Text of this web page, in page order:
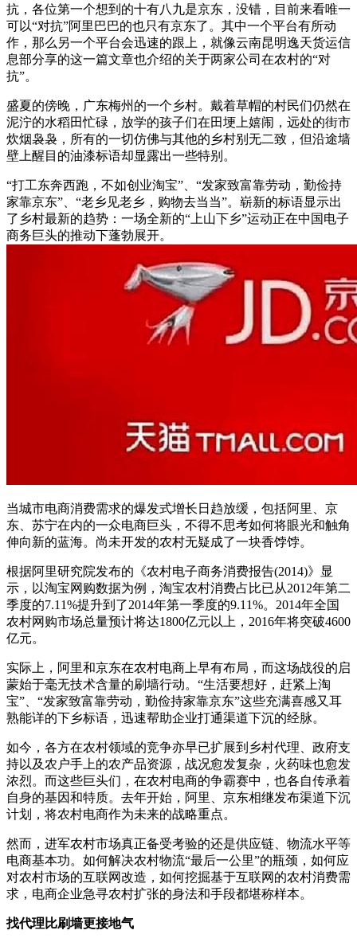
抗，各位第一个想到的十有八九是京东，没错，目前来看唯一
可以“对抗”阿里巴巴的也只有京东了。其中一个平台有所动
作，那么另一个平台会迅速的跟上，就像云南昆明逸天货运信
息部分享的这一篇文章也介绍的关于两家公司在农村的“对
抗”。
盛夏的傍晚，广东梅州的一个乡村。戴着草帽的村民们仍然在
泥泞的水稻田忙碌，放学的孩子们在田埂上嬉闹，远处的街市
炊烟袅袅，所有的一切仿佛与其他的乡村别无二致，但沿途墙
壁上醒目的油漆标语却显露出一些特别。
“打工东奔西跑，不如创业淘宝”、“发家致富靠劳动，勤俭持
家靠京东”、“老乡见老乡，购物去当当”。崭新的标语显示出
了乡村最新的趋势：一场全新的“上山下乡”运动正在中国电子
商务巨头的推动下蓬勃展开。
当城市电商消费需求的爆发式增长日趋放缓，包括阿里、京
东、苏宁在内的一众电商巨头，不得不思考如何将眼光和触角
伸向新的蓝海。尚未开发的农村无疑成了一块香饽饽。
根据阿里研究院发布的《农村电子商务消费报告(2014)》显
示，以淘宝网购数据为例，淘宝农村消费占比已从2012年第二
季度的7.11%提升到了2014年第一季度的9.11%。2014年全国
农村网购市场总量预计将达1800亿元以上，2016年将突破4600
亿元。
实际上，阿里和京东在农村电商上早有布局，而这场战役的启
蒙始于毫无技术含量的刷墙行动。“生活要想好，赶紧上淘
宝”、“发家致富靠劳动，勤俭持家靠京东”这些充满喜感又耳
熟能详的下乡标语，迅速帮助企业打通渠道下沉的经脉。
如今，各方在农村领域的竞争亦早已扩展到乡村代理、政府支
持以及农户手上的农产品资源，战况愈发复杂，火药味也愈发
浓烈。而这些巨头们，在农村电商的争霸赛中，也各自传承着
自身的基因和特质。去年开始，阿里、京东相继发布渠道下沉
计划，将农村电商作为未来的战略重点。
然而，进军农村市场真正备受考验的还是供应链、物流水平等
电商基本功。如何解决农村物流“最后一公里”的瓶颈，如何应
对农村市场的互联网改造，如何挖掘基于互联网的农村消费需
求，电商企业急寻农村扩张的身法和手段都堪称样本。
找代理比刷墙更接地气